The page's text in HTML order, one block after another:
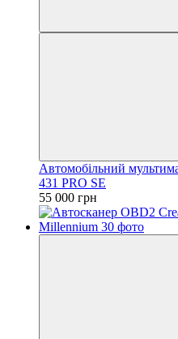
Автомобільний
431 PRO SE
55 000 грн